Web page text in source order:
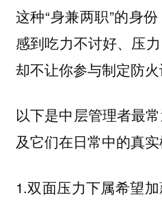
这种“身兼两职”的身
感到吃力不讨好、压
却不让你参与制定防火
以下是中层管理者最
及它们在日常中的真实
1.双面压力下属希望